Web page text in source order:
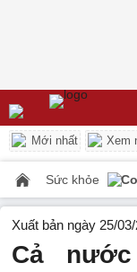
Mới nhất Xem
Sức khỏe
Xuất bản ngày 25/
Cả